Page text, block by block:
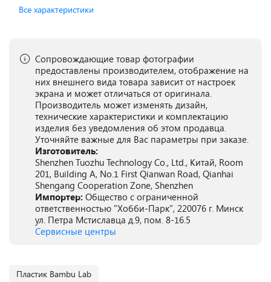
Все характеристики
Сопровождающие товар фотографии
предоставлены производителем, отображение на
них внешнего вида товара зависит от настроек
экрана и может отличаться от оригинала.
Производитель может изменять дизайн,
технические характеристики и комплектацию
изделия без уведомления об этом продавца.
Уточняйте важные для Вас параметры при заказе.
Изготовитель:
Shenzhen Tuozhu Technology Co., Ltd., Китай, Room
201, Building A, No.1 First Qianwan Road, Qianhai
Shengang Cooperation Zone, Shenzhen
Импортер: Общество с ограниченной
ответственностью "Хобби-Парк", 220076 г. Минск
ул. Петра Мстиславца д.9, пом. 8-16.5
Сервисные центры
Пластик Bambu Lab